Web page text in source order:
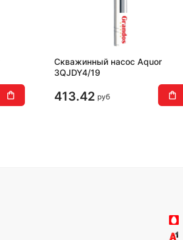
Скважинный насос Aquor
3QJDY4/19
413.42 руб